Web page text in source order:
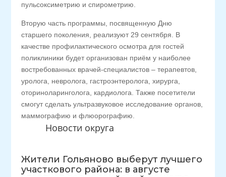
Новости округа
Жители Гольяново выберут лучшего
участкового района: в августе
пульсоксиметрию и спирометрию.
Вторую часть программы, посвященную Дню
старшего поколения, реализуют 29 сентября. В
качестве профилактического осмотра для гостей
поликлиники будет организован приём у наиболее
востребованных врачей-специалистов – терапевтов,
уролога, невролога, гастроэнтеролога, хирурга,
оториноларинголога, кардиолога. Также посетители
смогут сделать ультразвуковое исследование органов,
маммографию и флюорографию.